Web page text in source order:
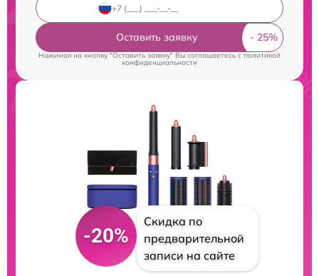
Оставить заявку
Нажимая на кнопку "Оставить заявку" Вы соглашаетесь cполитикой
конфиденциальности
-20%
Скидка по
предварительной
записи на сайте